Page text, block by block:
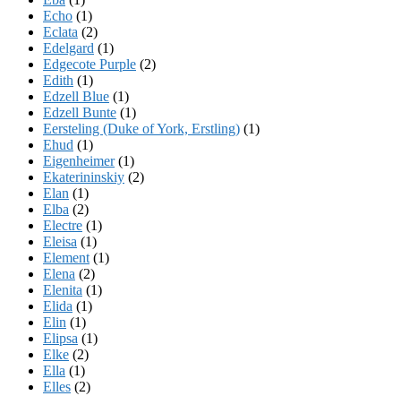
Echo (1)
Eclata (2)
Edelgard (1)
Edgecote Purple (2)
Edith (1)
Edzell Blue (1)
Edzell Bunte (1)
Eersteling (Duke of York, Erstling) (1)
Ehud (1)
Eigenheimer(1)
Ekaterininskiy (2)
Elan (1)
Elba (2)
Electre (1)
Eleisa (1)
Element (1)
Elena (2)
Elenita (1)
Elida (1)
Elin (1)
Elipsa (1)
Elke (2)
Ella (1)
Elles (2)